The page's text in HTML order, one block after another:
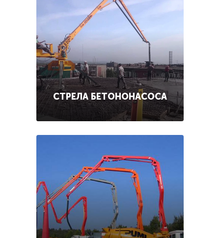
СТРЕЛА БЕТОНОНАСОСА